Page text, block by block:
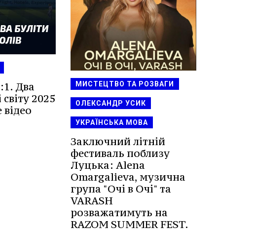
Два
2025
МИСТЕЦТВО ТА РОЗВАГИ
ОЛЕКСАНДР УСИК
УКРАЇНСЬКА МОВА
Заключний літній
фестиваль поблизу
Луцька: Alena
Omargalieva, музична
група "Очі в Очі" та
VARASH
розважатимуть на
RAZOM SUMMER FEST.